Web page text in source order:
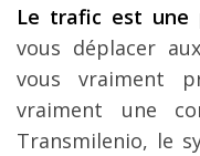
Le trafic est une
vous déplacer
vous vraiment
vraiment une
Transmilenio, le